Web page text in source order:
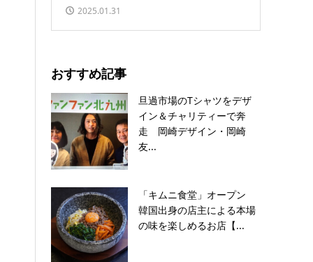
2025.01.31
おすすめ記事
旦過市場のTシャツをデザ
イン＆チャリティーで奔
走 岡崎デザイン・岡崎
友...
「キムニ食堂」オープン
韓国出身の店主による本場
の味を楽しめるお店【...